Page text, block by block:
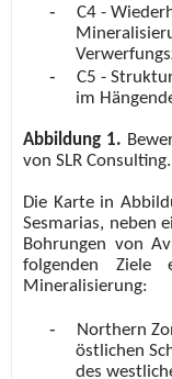
-
C4 -
-
C5 -
im
Abbildung 1.
von SLR Consulting.
Die Karte in
Sesmarias, neben
Bohrungen von
folgenden Ziele
Mineralisierung:
-
Northern
östlichen
des